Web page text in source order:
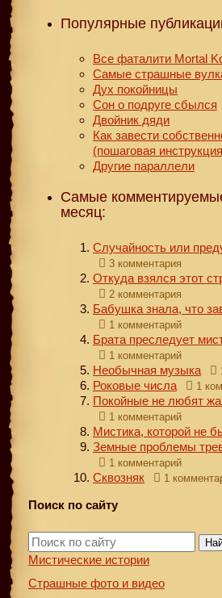
Популярные
Все фаталити Mortal
Самые страшные
Дух покойницы
Сон о подруге сбылся
Двойник дяди
Как завести
(пошаговая
Другие параллели
Самые
месяц:
Случайность или
3 комментария
Откуда взялся этот
2 комментария
Бабушка знала, что
1 комментарий
Брата преследует
1 комментарий
Необычная музыка
Роковые числа 1
Покойные не любят
1 комментарий
Мистика, которой не
Земные проблемы
1 комментарий
Сквозняк 1
Поиск по сайту
Мистические истории
Страшные фото и видео